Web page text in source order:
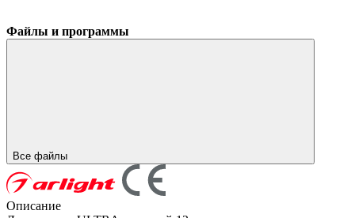
Файлы и программы
Все файлы
Описание